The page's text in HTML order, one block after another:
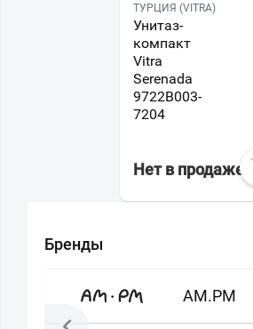
ТУРЦИЯ (VITRA)
Унитаз-
компакт
Vitra
Serenada
9722B003-
7204
Нет в продаже
Бренды
AM.PM